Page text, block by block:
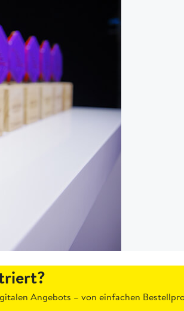
Angebots – von einfachen